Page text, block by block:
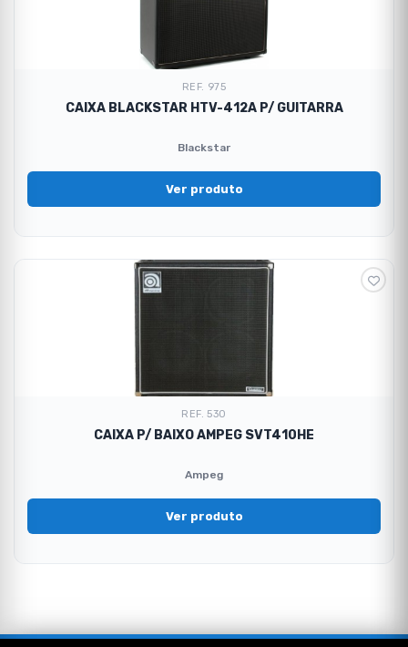
REF. 975
CAIXA BLACKSTAR HTV-412A P/ GUITARRA
Blackstar
Ver produto
REF. 530
CAIXA P/ BAIXO AMPEG SVT410HE
Ampeg
Ver produto